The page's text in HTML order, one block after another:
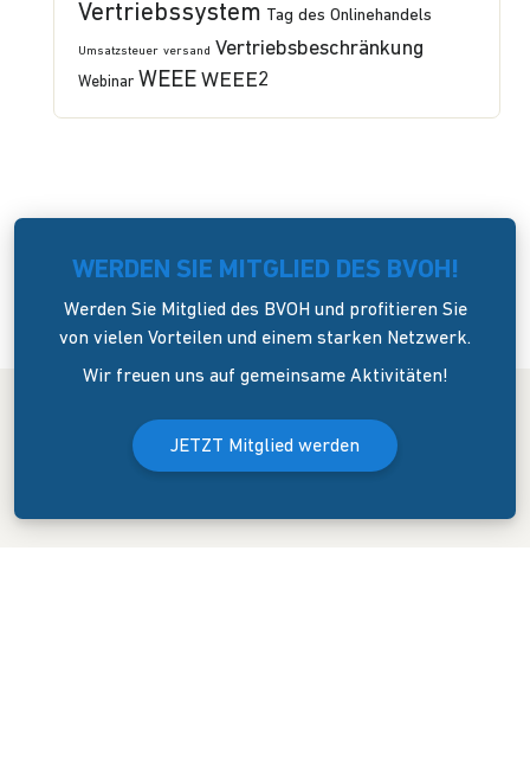
Vertriebssystem Tag des Onlinehandels
Umsatzsteuer versand Vertriebsbeschränkung
Webinar WEEE WEEE2
WERDEN SIE MITGLIED DES BVOH!
Werden Sie Mitglied des BVOH und profitieren Sie
von vielen Vorteilen und einem starken Netzwerk.
Wir freuen uns auf gemeinsame Aktivitäten!
JETZT Mitglied werden